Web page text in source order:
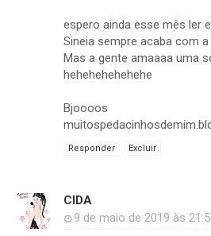
espero ainda esse mês ler
Sineia sempre acaba com
Mas a gente amaaaa uma
hehehehehehehe
Bjoooos
Responder Excluir
CIDA
9 de maio de 2019 às